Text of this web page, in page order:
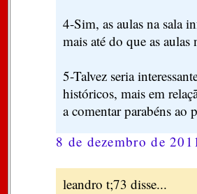
4-Sim, as aulas na sala
mais até do que as aulas
5-Talvez seria
históricos, mais em
a comentar parabéns ao
8 de dezembro de
leandro t;73 disse...